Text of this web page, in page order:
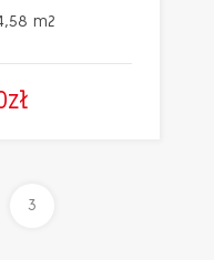
m2
3